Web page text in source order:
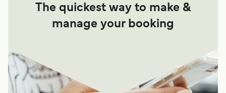
The quickest way to make &
manage your booking